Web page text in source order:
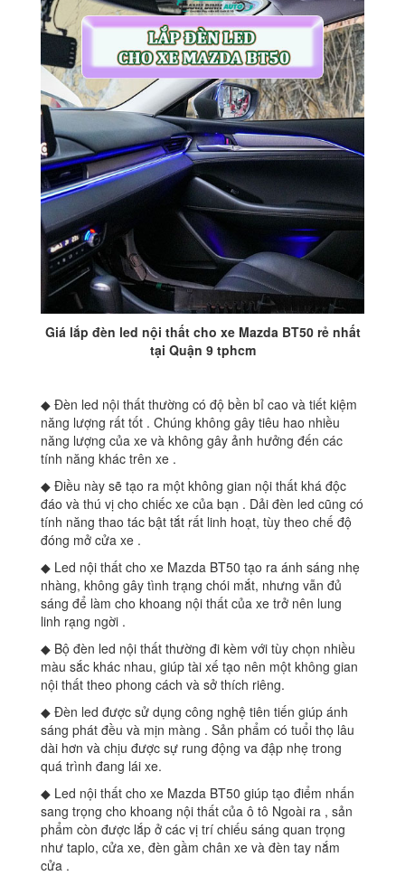
Giá lắp đèn led nội thất cho xe Mazda BT50 rẻ nhất
tại Quận 9 tphcm
◆ Đèn led nội thất thường có độ bền bỉ cao và tiết kiệm
năng lượng rất tốt . Chúng không gây tiêu hao nhiều
năng lượng của xe và không gây ảnh hưởng đến các
tính năng khác trên xe .
◆ Điều này sẽ tạo ra một không gian nội thất khá độc
đáo và thú vị cho chiếc xe của bạn . Dải đèn led cũng có
tính năng thao tác bật tắt rất linh hoạt, tùy theo chế độ
đóng mở cửa xe .
◆ Led nội thất cho xe Mazda BT50 tạo ra ánh sáng nhẹ
nhàng, không gây tình trạng chói mắt, nhưng vẫn đủ
sáng để làm cho khoang nội thất của xe trở nên lung
linh rạng ngời .
◆ Bộ đèn led nội thất thường đi kèm với tùy chọn nhiều
màu sắc khác nhau, giúp tài xế tạo nên một không gian
nội thất theo phong cách và sở thích riêng.
◆ Đèn led được sử dụng công nghệ tiên tiến giúp ánh
sáng phát đều và mịn màng . Sản phẩm có tuổi thọ lâu
dài hơn và chịu được sự rung động va đập nhẹ trong
quá trình đang lái xe.
◆ Led nội thất cho xe Mazda BT50 giúp tạo điểm nhấn
sang trọng cho khoang nội thất của ô tô Ngoài ra , sản
phẩm còn được lắp ở các vị trí chiếu sáng quan trọng
như taplo, cửa xe, đèn gầm chân xe và đèn tay nắm
cửa .